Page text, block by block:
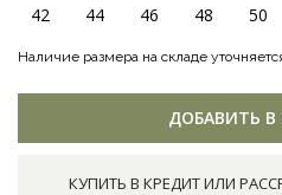
42 44 46 48 50
Наличие размера на складе
ДОБАВИТЬ В
КУПИТЬ В КРЕДИТ ИЛИ